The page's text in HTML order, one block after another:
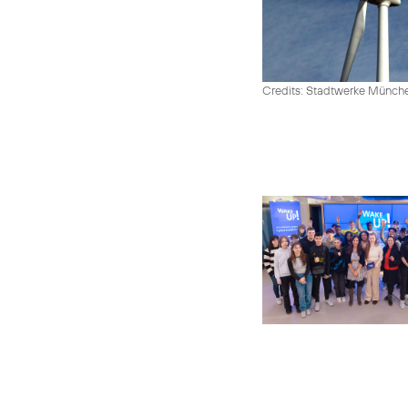
Credits: Stadtwerke